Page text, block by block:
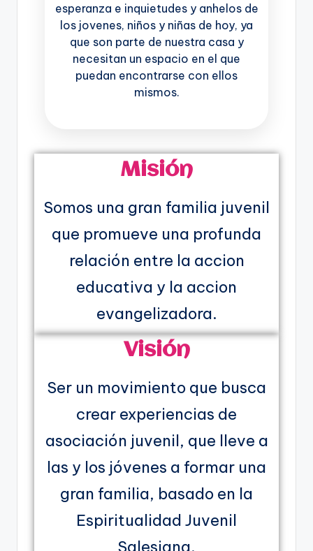
esperanza e inquietudes y anhelos de
los jovenes, niños y niñas de hoy, ya
que son parte de nuestra casa y
necesitan un espacio en el que
puedan encontrarse con ellos
mismos.
Misión
Somos una gran familia juvenil
que promueve una profunda
relación entre la accion
educativa y la accion
evangelizadora.
Visión
Ser un movimiento que busca
crear experiencias de
asociación juvenil, que lleve a
las y los jóvenes a formar una
gran familia, basado en la
Espiritualidad Juvenil
Salesiana.